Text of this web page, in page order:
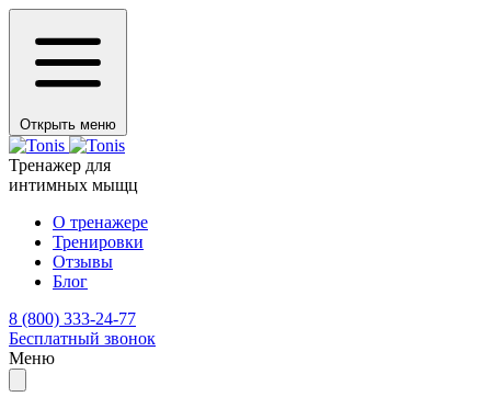
Открыть меню
Тренажер для
интимных мыщц
О тренажере
Тренировки
Отзывы
Блог
8 (800) 333-24-77
Бесплатный звонок
Меню